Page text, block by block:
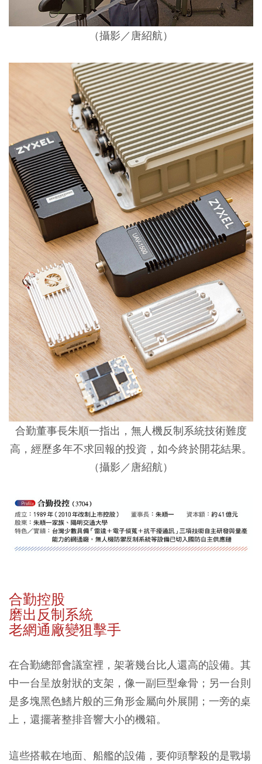
（攝影／唐紹航）
合勤董事長朱順一指出，無人機反制系統技術難度
高，經歷多年不求回報的投資，如今終於開花結果。
（攝影／唐紹航）
合勤控股
磨出反制系統
老網通廠變狙擊手
在合勤總部會議室裡，架著幾台比人還高的設備。其
中一台呈放射狀的支架，像一副巨型傘骨；另一台則
是多塊黑色鰭片般的三角形金屬向外展開；一旁的桌
上，還擺著整排音響大小的機箱。
這些搭載在地面、船艦的設備，要仰頭擊殺的是戰場